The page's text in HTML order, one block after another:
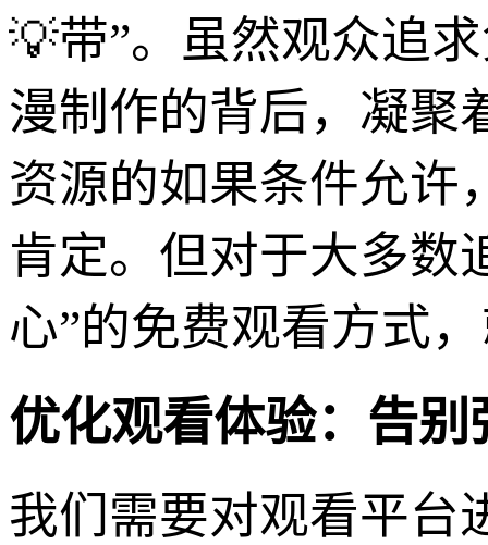
💡带”。虽然观众追
漫制作的背后，凝聚
资源的如果条件允许
肯定。但对于大多数
心”的免费观看方式
优化观看体验：告别
我们需要对观看平台